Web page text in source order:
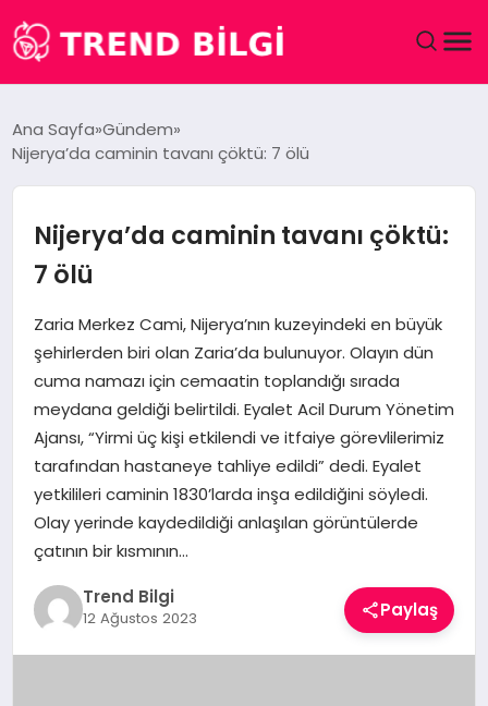
DÜNYA
EĞITIM
EKONOMI
MAGAZIN
SAĞLIK
SPOR
TEKNOLOJI
YAŞAM
Ana Sayfa Gündem
Nijerya’da caminin tavanı çöktü: 7 ölü
Nijerya’da caminin tavanı çöktü:
7 ölü
Zaria Merkez Cami, Nijerya’nın kuzeyindeki en büyük
şehirlerden biri olan Zaria’da bulunuyor. Olayın dün
cuma namazı için cemaatin toplandığı sırada
meydana geldiği belirtildi. Eyalet Acil Durum Yönetim
Ajansı, “Yirmi üç kişi etkilendi ve itfaiye görevlilerimiz
tarafından hastaneye tahliye edildi” dedi. Eyalet
yetkilileri caminin 1830’larda inşa edildiğini söyledi.
Olay yerinde kaydedildiği anlaşılan görüntülerde
çatının bir kısmının…
Trend Bilgi
12 Ağustos 2023 Paylaş